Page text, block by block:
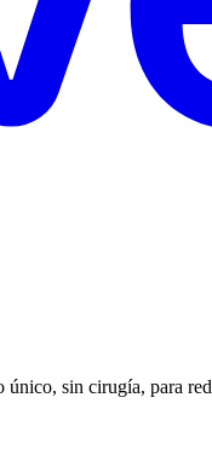
sin cirugía, para